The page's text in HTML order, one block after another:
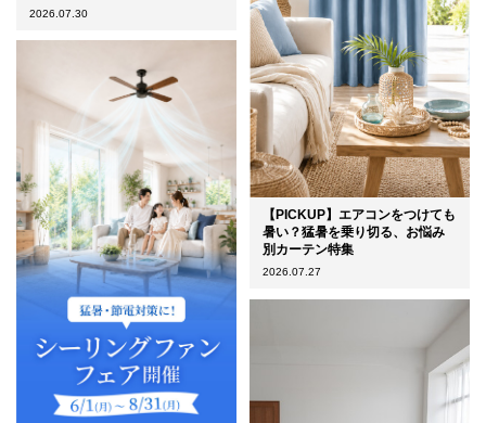
2026.07.30
【PICKUP】エアコンをつけても
暑い？猛暑を乗り切る、お悩み
別カーテン特集
2026.07.27